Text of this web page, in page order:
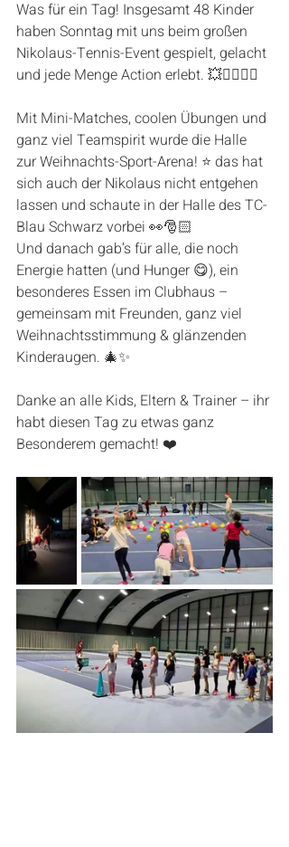
Was für ein Tag! Insgesamt 48 Kinder
haben Sonntag mit uns beim großen
Nikolaus-Tennis-Event gespielt, gelacht
und jede Menge Action erlebt. 💥🏃‍♂️🏃‍♀️
Mit Mini-Matches, coolen Übungen und
ganz viel Teamspirit wurde die Halle
zur Weihnachts-Sport-Arena! ⭐️ das hat
sich auch der Nikolaus nicht entgehen
lassen und schaute in der Halle des TC-
Blau Schwarz vorbei 👀🎅🏻
Und danach gab’s für alle, die noch
Energie hatten (und Hunger 😋), ein
besonderes Essen im Clubhaus –
gemeinsam mit Freunden, ganz viel
Weihnachtsstimmung & glänzenden
Kinderaugen. 🎄✨
Danke an alle Kids, Eltern & Trainer – ihr
habt diesen Tag zu etwas ganz
Besonderem gemacht! ❤️